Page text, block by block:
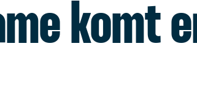
komt